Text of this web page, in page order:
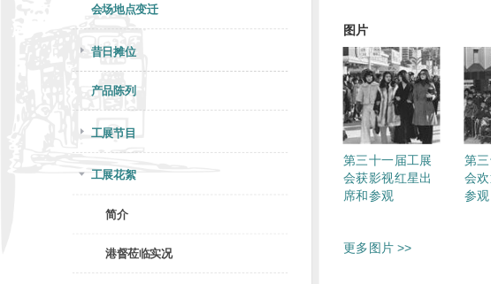
会场地点变迁
昔日摊位
产品陈列
工展节目
工展花絮
简介
港督莅临实况
图片
第三十一届工展
会获影视红星出
席和参观
第
会
参观
更多图片 >>